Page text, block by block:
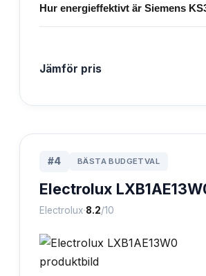
Hur energieffektivt är Siemens
Jämför pris
#4 BÄSTA BUDGETVAL
Electrolux
Electrolux·8.2/10